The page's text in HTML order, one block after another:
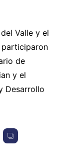
Valle y el
participaron
de
y el
Desarrollo